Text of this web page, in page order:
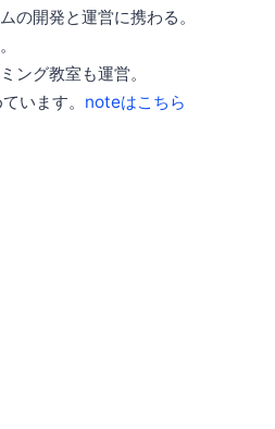
の開発と運営に携わる。
ング教室も運営。
います。 noteはこちら